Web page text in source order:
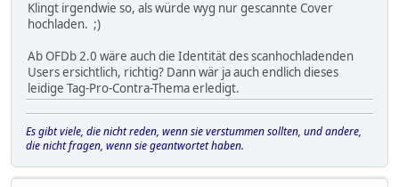
Klingt irgendwie so, als würde wyg nur gescannte Cover
hochladen. ;)
Ab OFDb 2.0 wäre auch die Identität des scanhochladenden
Users ersichtlich, richtig? Dann wär ja auch endlich dieses
leidige Tag-Pro-Contra-Thema erledigt.
Es gibt viele, die nicht reden, wenn sie verstummen sollten, und andere,
die nicht fragen, wenn sie geantwortet haben.